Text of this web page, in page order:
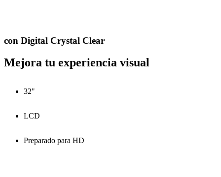
con Digital Crystal Clear
Mejora tu experiencia visual
32"
LCD
Preparado para HD